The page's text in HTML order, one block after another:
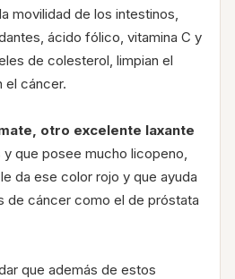
movilidad de los intestinos,
ácido fólico, vitamina C y
de colesterol, limpian el
el cáncer.
otro excelente laxante
que posee mucho licopeno,
da ese color rojo y que ayuda
de cáncer como el de próstata
que además de estos